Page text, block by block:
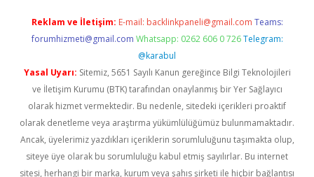
Reklam ve İletişim: E-mail: backlinkpaneli@gmail.com Teams:
forumhizmeti@gmail.com Whatsapp: 0262 606 0 726 Telegram:
@karabul
Yasal Uyarı: Sitemiz, 5651 Sayılı Kanun gereğince Bilgi Teknolojileri
ve İletişim Kurumu (BTK) tarafından onaylanmış bir Yer Sağlayıcı
olarak hizmet vermektedir. Bu nedenle, sitedeki içerikleri proaktif
olarak denetleme veya araştırma yükümlülüğümüz bulunmamaktadır.
Ancak, üyelerimiz yazdıkları içeriklerin sorumluluğunu taşımakta olup,
siteye üye olarak bu sorumluluğu kabul etmiş sayılırlar. Bu internet
sitesi, herhangi bir marka, kurum veya şahıs şirketi ile hiçbir bağlantısı